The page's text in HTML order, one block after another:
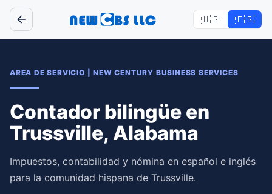
🇺🇸 🇪🇸
AREA DE SERVICIO |NEW CENTURY BUSINESS SERVICES
Contador bilingüe en
Trussville, Alabama
Impuestos, contabilidad y nómina en español e inglés
para la comunidad hispana de Trussville.